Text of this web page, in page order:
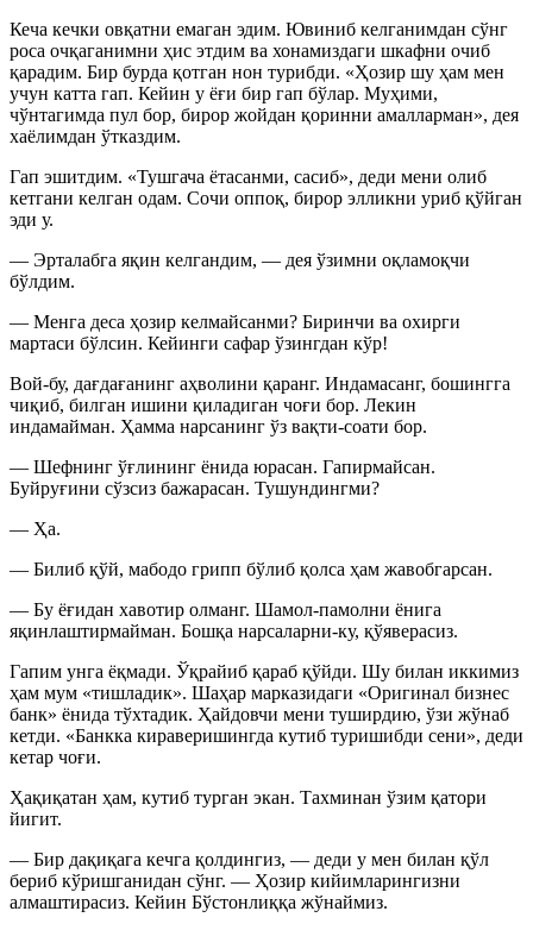
Кеча кечки овқатни емаган эдим. Ювиниб келганимдан сўнг
роса очқаганимни ҳис этдим ва хонамиздаги шкафни очиб
қарадим. Бир бурда қотган нон турибди. «Ҳозир шу ҳам мен
учун катта гап. Кейин у ёғи бир гап бўлар. Муҳими,
чўнтагимда пул бор, бирор жойдан қоринни амалларман», дея
хаёлимдан ўтказдим.
Гап эшитдим. «Тушгача ётасанми, сасиб», деди мени олиб
кетгани келган одам. Сочи оппоқ, бирор элликни уриб қўйган
эди у.
— Эрталабга яқин келгандим, — дея ўзимни оқламоқчи
бўлдим.
— Менга деса ҳозир келмайсанми? Биринчи ва охирги
мартаси бўлсин. Кейинги сафар ўзингдан кўр!
Вой-бу, дағдағанинг аҳволини қаранг. Индамасанг, бошингга
чиқиб, билган ишини қиладиган чоғи бор. Лекин
индамайман. Ҳамма нарсанинг ўз вақти-соати бор.
— Шефнинг ўғлининг ёнида юрасан. Гапирмайсан.
Буйруғини сўзсиз бажарасан. Тушундингми?
— Ҳа.
— Билиб қўй, мабодо грипп бўлиб қолса ҳам жавобгарсан.
— Бу ёғидан хавотир олманг. Шамол-памолни ёнига
яқинлаштирмайман. Бошқа нарсаларни-ку, қўяверасиз.
Гапим унга ёқмади. Ўқрайиб қараб қўйди. Шу билан иккимиз
ҳам мум «тишладик». Шаҳар марказидаги «Оригинал бизнес
банк» ёнида тўхтадик. Ҳайдовчи мени туширдию, ўзи жўнаб
кетди. «Банкка кираверишингда кутиб туришибди сени», деди
кетар чоғи.
Ҳақиқатан ҳам, кутиб турган экан. Тахминан ўзим қатори
йигит.
— Бир дақиқага кечга қолдингиз, — деди у мен билан қўл
бериб кўришганидан сўнг. — Ҳозир кийимларингизни
алмаштирасиз. Кейин Бўстонлиққа жўнаймиз.